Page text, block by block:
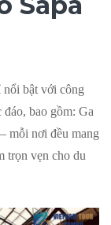
nổi bật với công
bao gồm: Ga
mỗi nơi đều mang
trọn vẹn cho du